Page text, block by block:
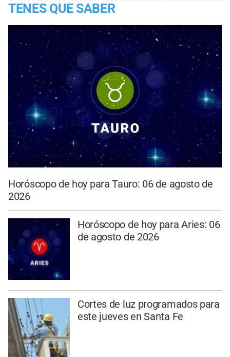
TENES QUE SABER
Horóscopo de hoy para Tauro: 06 de agosto de
2026
Horóscopo de hoy para Aries: 06
de agosto de 2026
Cortes de luz programados para
este jueves en Santa Fe